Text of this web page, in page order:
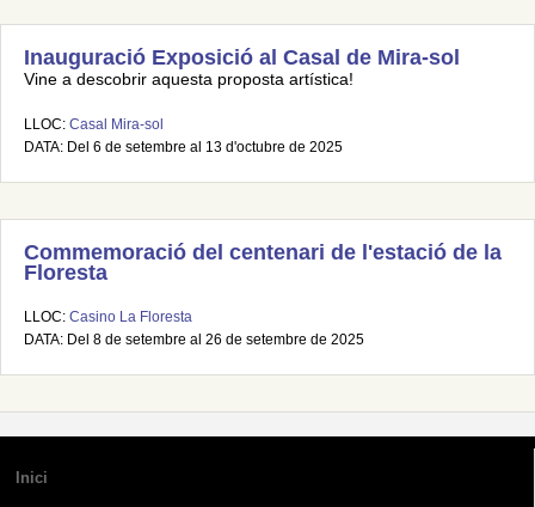
Inauguració Exposició al Casal de Mira-sol
Vine a descobrir aquesta proposta artística!
LLOC: Casal Mira-sol
DATA: Del 6 de setembre al 13 d'octubre de 2025
Commemoració del centenari de l'estació de la
Floresta
LLOC: Casino La Floresta
DATA: Del 8 de setembre al 26 de setembre de 2025
Inici